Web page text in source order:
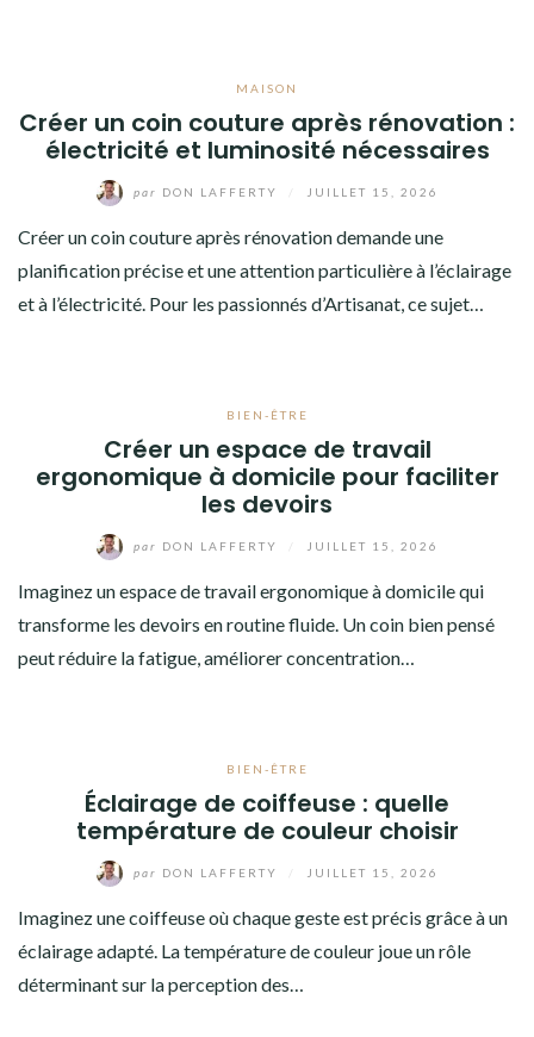
MAISON
Créer un coin couture après rénovation :
électricité et luminosité nécessaires
par DON LAFFERTY JUILLET 15, 2026
Créer un coin couture après rénovation demande une
planification précise et une attention particulière à l’éclairage
et à l’électricité. Pour les passionnés d’Artisanat, ce sujet…
BIEN-ÊTRE
Créer un espace de travail
ergonomique à domicile pour faciliter
les devoirs
par DON LAFFERTY JUILLET 15, 2026
Imaginez un espace de travail ergonomique à domicile qui
transforme les devoirs en routine fluide. Un coin bien pensé
peut réduire la fatigue, améliorer concentration…
BIEN-ÊTRE
Éclairage de coiffeuse : quelle
température de couleur choisir
par DON LAFFERTY JUILLET 15, 2026
Imaginez une coiffeuse où chaque geste est précis grâce à un
éclairage adapté. La température de couleur joue un rôle
déterminant sur la perception des…